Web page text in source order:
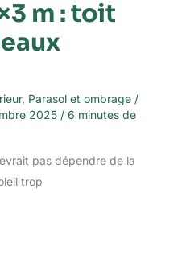
m : toit
, Parasol et ombrage/
2025 / 6 minutes de
pas dépendre de la
trop